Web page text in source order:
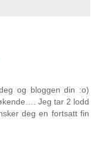
og bloggen din :o)
Jeg tar 2 lodd
deg en fortsatt fin